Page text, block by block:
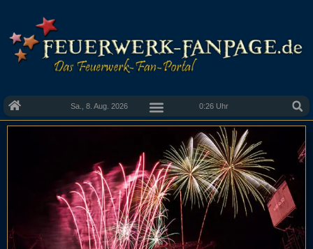
Sa., 8. Aug. 2026 0:26 Uhr